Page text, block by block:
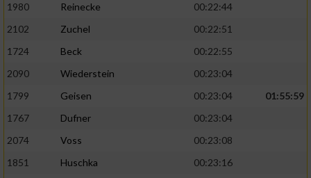
1980
Reinecke
00:22:44
2102
Zuchel
00:22:51
1724
Beck
00:22:55
2090
Wiederstein
00:23:04
1799
Geisen 00:23:04
01:55:59
1767
Dufner
00:23:04
2074
Voss
00:23:08
1851
Huschka
00:23:16